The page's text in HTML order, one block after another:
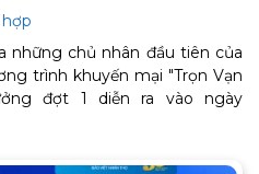
những chủ nhân đầu tiên của
trình khuyến mại "Trọn Vạn
đợt 1 diễn ra vào ngày